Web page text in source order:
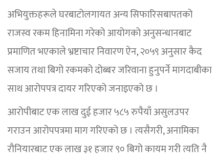
अभियुक्तहरूले घरबाटोलगायत अन्य सिफारिसबापतको
राजस्व रकम हिनामिना गरेको आयोगको अनुसन्धानबाट
प्रमाणित भएकाले भ्रष्टाचार निवारण ऐन, २०५९ अनुसार कैद
सजाय तथा बिगो रकमको दोब्बर जरिवाना हुनुपर्ने मागदाबीका
साथ आरोपपत्र दायर गरिएको जनाइएको छ ।
आरोपीबाट एक लाख दुई हजार ५८५ रुपैयाँ असुलउपर
गराउन आरोपपत्रमा माग गरिएको छ । त्यसैगरी, अनामिका
रौनियारबाट एक लाख ३१ हजार ९० बिगो कायम गरी त्यति नै